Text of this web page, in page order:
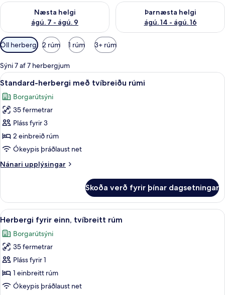
Næsta helgi
ágú. 7 - ágú. 9
Athuga framboð næstu helgi ágú. 7 - ágú. 9
Þarnæsta helgi
ágú. 14 - ágú. 16
Athuga framboð þarnæstu
Síur
í
boði
fyrir
herbergi
Öll herbergi 2 rúm 1 rúm 3+ rúm
Sýni 7 af 7 herbergjum
Skoða
allar
myndir
fyrir
Standard-
herbergi
með
rúmi
Rúmföt úr egypskri bómull, rúmföt
10
Standard-herbergi með tvíbreiðu rúmi
Borgarútsýni
35 fermetrar
Pláss fyrir 3
2 einbreið rúm
Ókeypis þráðlaust net
Nánari upplýsingar
Nánari
herbergi
með
tvíbreiðu
Skoða verð fyrir þínar dagsetningar
Skoða
allar
myndir
fyrir
Herbergi
fyrir
einn,
Rúmföt úr egypskri bómull, rúmföt
10
Herbergi fyrir einn, tvíbreitt rúm
Borgarútsýni
35 fermetrar
Pláss fyrir 1
1 einbreitt rúm
Ókeypis þráðlaust net